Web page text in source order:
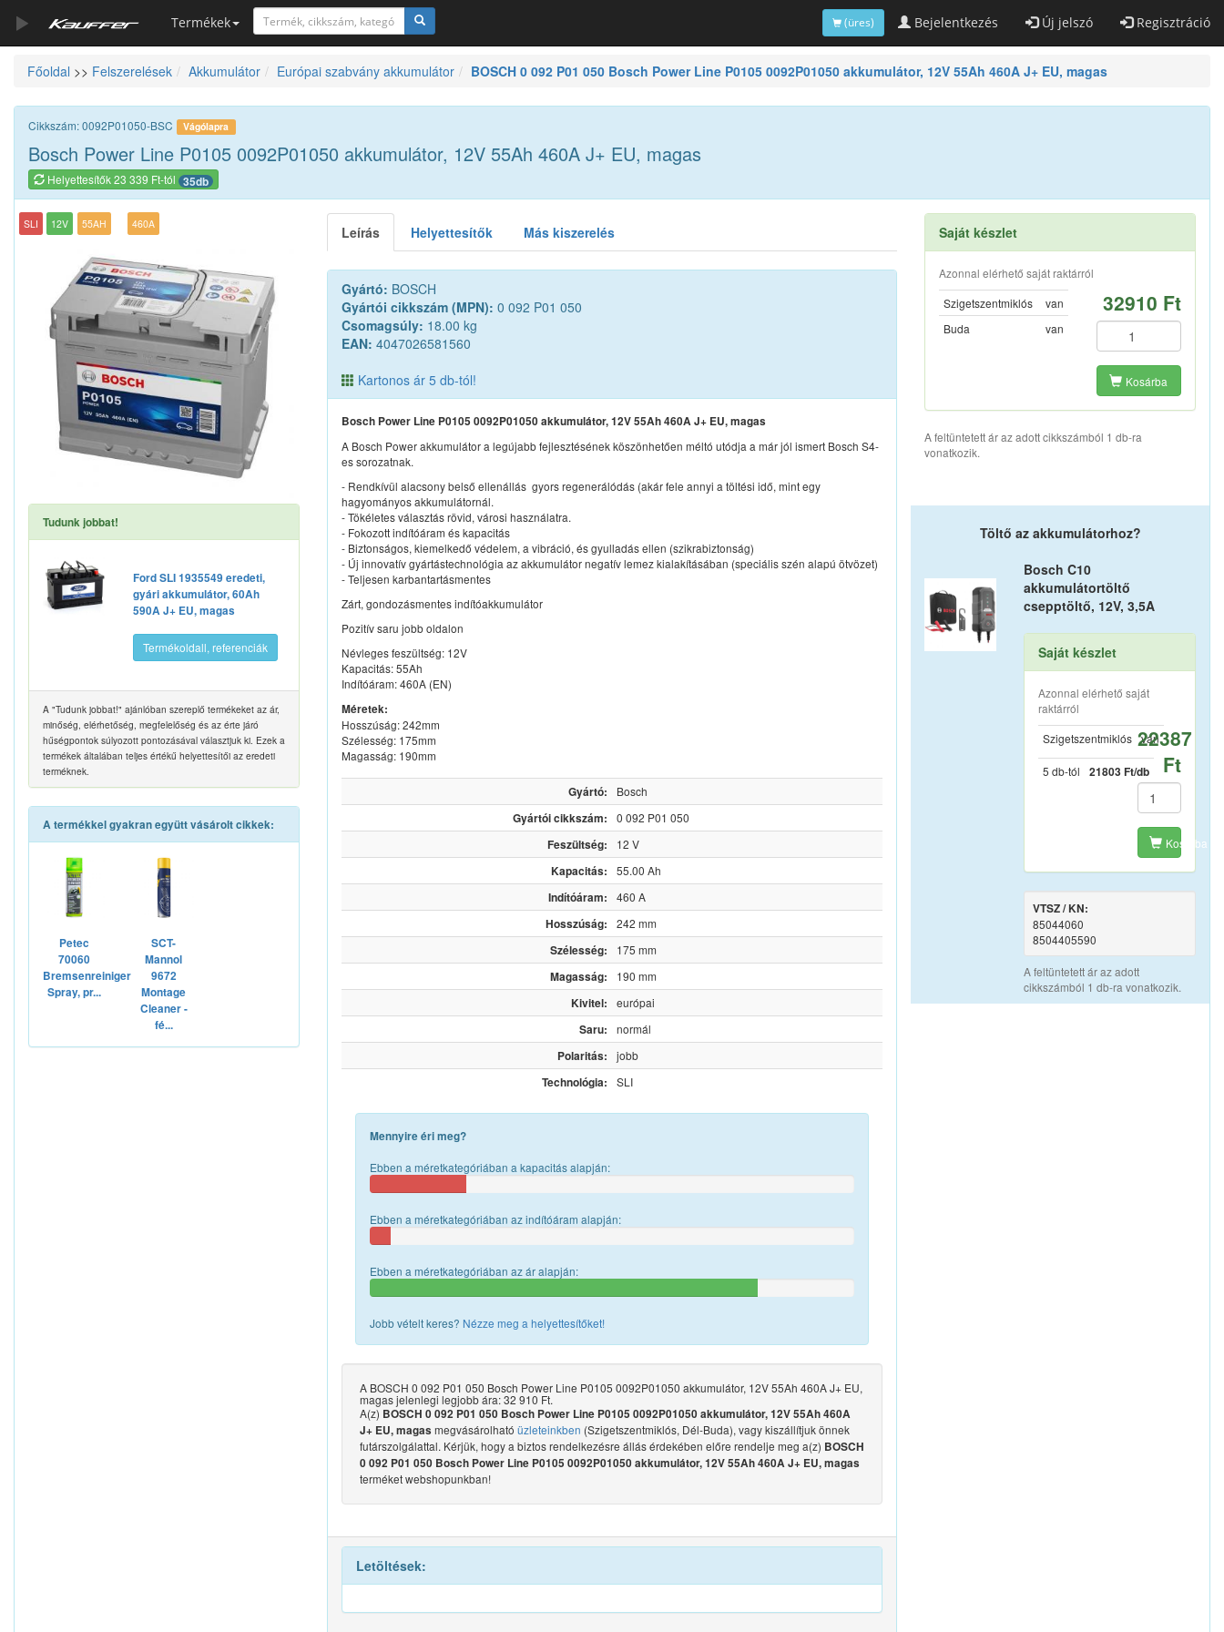
Termékek Bejelentkezés Új jelszó Regisztráció
(üres)
Szerszámkatalógus
Kosár
Alkatrészek
Főoldal >> Felszerelések Akkumulátor Európai szabvány akkumulátor BOSCH 0 092 P01 050 Bosch Power Line P0105 0092P01050 akkumulátor, 12V 55Ah 460A J+ EU, magas
Cikkszám: 0092P01050-BSC Vágólapra
Bosch Power Line P0105 0092P01050 akkumulátor, 12V 55Ah 460A J+ EU, magas
Helyettesítők 23 339 Ft-tól 35db
SLI 12V 55AH 460A
Tudunk jobbat!
Ford SLI 1935549 eredeti,
gyári akkumulátor, 60Ah
590A J+ EU, magas
Termékoldall, referenciák
A "Tudunk jobbat!" ajánlóban szereplő termékeket az ár,
minőség, elérhetőség, megfelelőség és az érte járó
hűségpontok súlyozott pontozásával választjuk ki. Ezek a
termékek általában teljes értékű helyettesítői az eredeti
terméknek.
A termékkel gyakran együtt vásárolt cikkek:
Petec
70060
Bremsenreiniger
Spray, pr...
SCT-
Mannol
9672
Montage
Cleaner -
fé...
Leírás Helyettesítők Más kiszerelés
Gyártó: BOSCH
Gyártói cikkszám (MPN): 0 092 P01 050
Csomagsúly: 18.00 kg
EAN: 4047026581560
Kartonos ár 5 db-tól!
Bosch Power Line P0105 0092P01050 akkumulátor, 12V 55Ah 460A J+ EU, magas
A Bosch Power akkumulátor a legújabb fejlesztésének köszönhetően méltó utódja a már jól ismert Bosch S4-
es sorozatnak.
- Rendkívül alacsony belső ellenállás  gyors regenerálódás (akár fele annyi a töltési idő, mint egy
hagyományos akkumulátornál.
- Tökéletes választás rövid, városi használatra.
- Fokozott indítóáram és kapacitás
- Biztonságos, kiemelkedő védelem, a vibráció, és gyulladás ellen (szikrabiztonság)
- Új innovatív gyártástechnológia az akkumulátor negatív lemez kialakításában (speciális szén alapú ötvözet)
- Teljesen karbantartásmentes
Zárt, gondozásmentes indítóakkumulátor
Pozitív saru jobb oldalon
Névleges feszültség: 12V
Kapacitás: 55Ah
Indítóáram: 460A (EN)
Méretek:
Hosszúság: 242mm
Szélesség: 175mm
Magasság: 190mm
Gyártó: Bosch
Gyártói cikkszám: 0 092 P01 050
Feszültség: 12 V
Kapacitás: 55.00 Ah
Indítóáram: 460 A
Hosszúság: 242 mm
Szélesség: 175 mm
Magasság: 190 mm
Kivitel: európai
Saru: normál
Polaritás: jobb
Technológia: SLI
Mennyire éri meg?
Ebben a méretkategóriában a kapacitás alapján:
Ebben a méretkategóriában az indítóáram alapján:
Ebben a méretkategóriában az ár alapján:
Jobb vételt keres? Nézze meg a helyettesítőket!
A BOSCH 0 092 P01 050 Bosch Power Line P0105 0092P01050 akkumulátor, 12V 55Ah 460A J+ EU,
magas jelenlegi legjobb ára: 32 910 Ft.
A(z) BOSCH 0 092 P01 050 Bosch Power Line P0105 0092P01050 akkumulátor, 12V 55Ah 460A
J+ EU, magas megvásárolható üzleteinkben (Szigetszentmiklós, Dél-Buda), vagy kiszállítjuk önnek
futárszolgálattal. Kérjük, hogy a biztos rendelkezésre állás érdekében előre rendelje meg a(z) BOSCH
0 092 P01 050 Bosch Power Line P0105 0092P01050 akkumulátor, 12V 55Ah 460A J+ EU, magas
terméket webshopunkban!
Letöltések:
Saját készlet
Azonnal elérhető saját raktárról
Szigetszentmiklós
van
Buda
van
32910 Ft
Kosárba
A feltüntetett ár az adott cikkszámból 1 db-ra
vonatkozik.
Töltő az akkumulátorhoz?
Bosch C10
akkumulátortöltő
csepptöltő, 12V, 3,5A
Saját készlet
Azonnal elérhető saját
raktárról
Szigetszentmiklós
van
5 db-tól 21803 Ft/db
22387
Ft
Kosárba
VTSZ / KN:
85044060
8504405590
A feltüntetett ár az adott
cikkszámból 1 db-ra vonatkozik.